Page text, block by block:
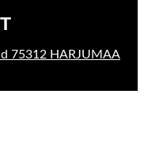
75312 HARJUMAA